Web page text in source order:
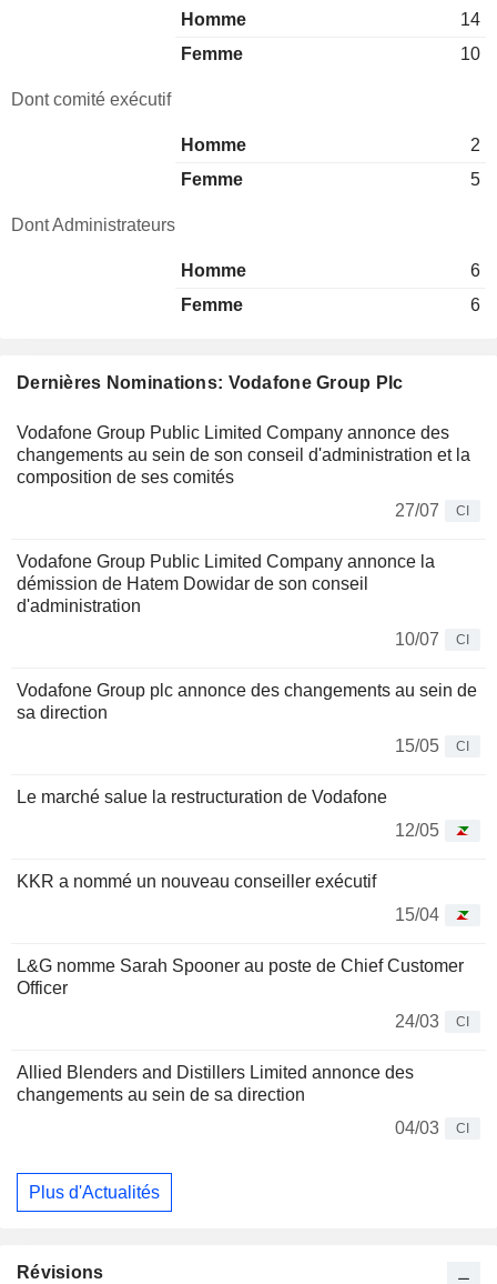
Dernières Nominations: Vodafone Group Plc
Vodafone Group Public Limited Company annonce des
changements au sein de son conseil d'administration et la
composition de ses comités
27/07
CI
Vodafone Group Public Limited Company annonce la
démission de Hatem Dowidar de son conseil
d'administration
10/07
CI
Vodafone Group plc annonce des changements au sein de
sa direction
15/05
CI
Le marché salue la restructuration de Vodafone
12/05
KKR a nommé un nouveau conseiller exécutif
15/04
L&G nomme Sarah Spooner au poste de Chief Customer
Officer
24/03
CI
Allied Blenders and Distillers Limited annonce des
changements au sein de sa direction
04/03
CI
Plus d'Actualités
Homme
14
Femme
10
Dont comité exécutif
Homme
2
Femme
5
Dont Administrateurs
Homme
6
Femme
6
Révisions